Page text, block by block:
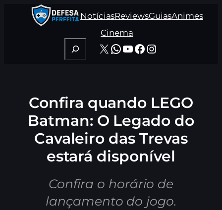
NotíciasReviewsGuiasAnimes
Cinema
Pesquisar
X WhatsApp
Youtube
Facebook
Instagram
Confira quando LEGO
Batman: O Legado do
Cavaleiro das Trevas
estará disponível
Confira o horário de
lançamento do jogo.